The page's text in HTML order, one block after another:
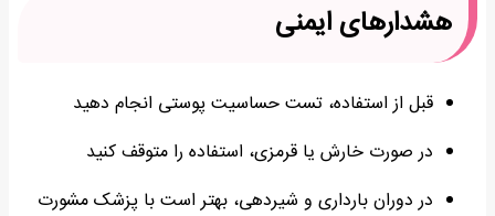
هشدارهای ایمنی
قبل از استفاده، تست حساسیت پوستی انجام دهید
در صورت خارش یا قرمزی، استفاده را متوقف کنید
در دوران بارداری و شیردهی، بهتر است با پزشک مشورت